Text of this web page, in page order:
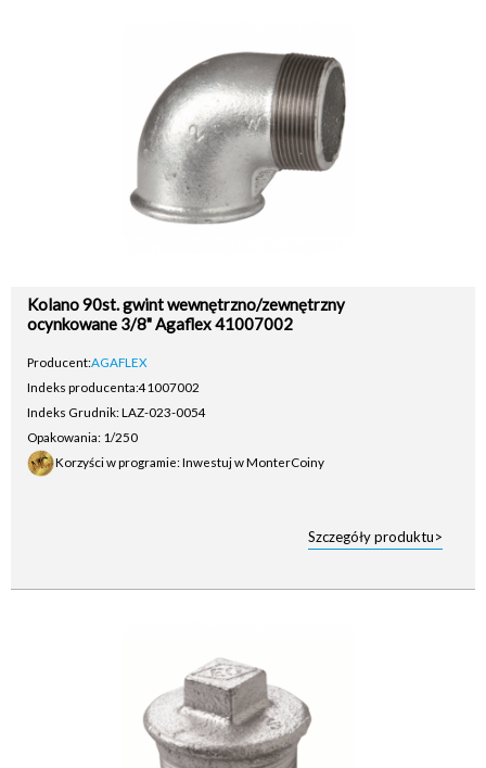
Kolano 90st. gwint wewnętrzno/zewnętrzny
ocynkowane 3/8" Agaflex 41007002
Producent:AGAFLEX
Indeks producenta:41007002
Indeks Grudnik: LAZ-023-0054
Opakowania: 1/250
Korzyści w programie: Inwestuj w MonterCoiny
Szczegóły produktu>